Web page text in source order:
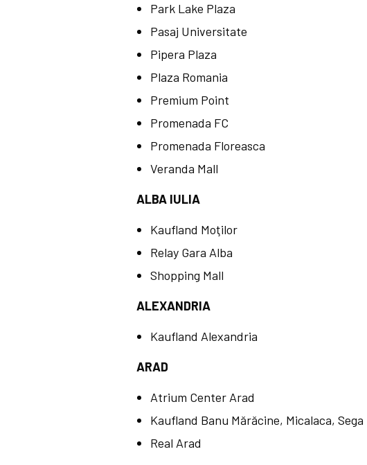
Park Lake Plaza
Pasaj Universitate
Pipera Plaza
Plaza Romania
Premium Point
Promenada FC
Promenada Floreasca
Veranda Mall
ALBA IULIA
Kaufland Moţilor
Relay Gara Alba
Shopping Mall
ALEXANDRIA
Kaufland Alexandria
ARAD
Atrium Center Arad
Kaufland Banu Mărăcine, Micalaca, Sega
Real Arad